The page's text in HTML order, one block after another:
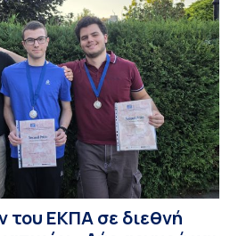
του ΕΚΠΑ σε διεθνή